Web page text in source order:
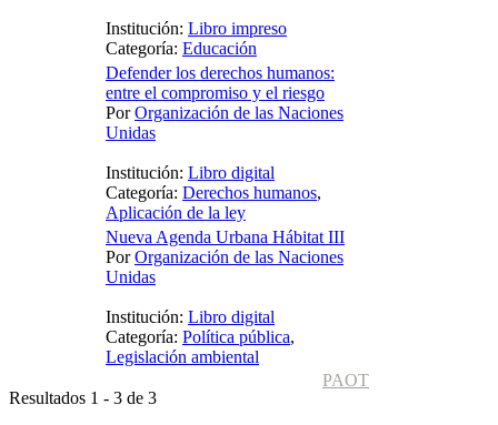
Institución: Libro impreso
Categoría: Educación
Defender los derechos humanos:
entre el compromiso y el riesgo
PorOrganización de las Naciones
Unidas
Institución: Libro digital
Categoría: Derechos humanos,
Aplicación de la ley
Nueva Agenda Urbana Hábitat III
PorOrganización de las Naciones
Unidas
Institución: Libro digital
Categoría: Política pública,
Legislación ambiental
PAOT
Resultados 1 - 3 de 3